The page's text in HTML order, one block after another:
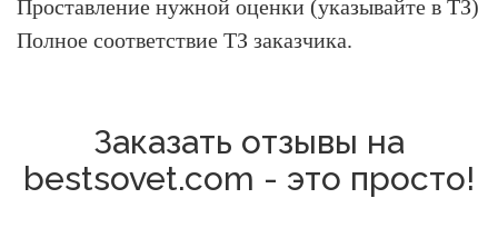
Проставление нужной оценки (указывайте в ТЗ)
Полное соответствие ТЗ заказчика.
Заказать отзывы на
bestsovet.com - это просто!